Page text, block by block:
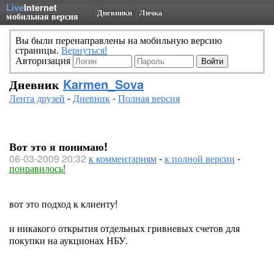
LiveInternet
мобильная версия Дневники Личка
Вы были перенаправлены на мобильную версию
страницы. Вернуться!
Авторизация
Дневник Karmen_Sova
Лента друзей -Дневник-Полная версия
Вот это я понимаю!
06-03-2009 20:32 к комментариям-к полной версии -
понравилось!
вот это подход к клиенту!
и никакого открытия отдельных гривневых счетов для
покупки на аукционах НБУ.